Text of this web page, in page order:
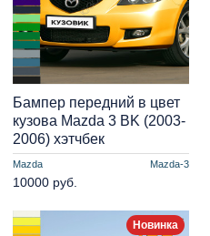
Mazda Mazda-3
Бампер передний в цвет
кузова Mazda 3 BK (2003-
2006) хэтчбек
10000 руб.
Новинка